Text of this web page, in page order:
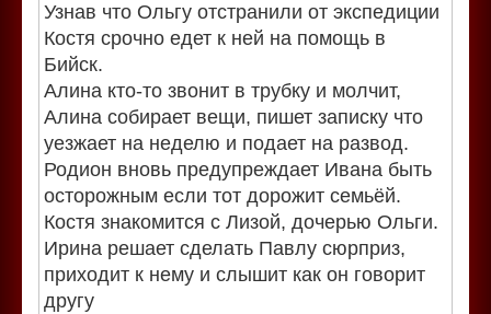
Узнав что Ольгу отстранили от экспедиции
Костя срочно едет к ней на помощь в
Бийск.
Алина кто-то звонит в трубку и молчит,
Алина собирает вещи, пишет записку что
уезжает на неделю и подает на развод.
Родион вновь предупреждает Ивана быть
осторожным если тот дорожит семьёй.
Костя знакомится с Лизой, дочерью Ольги.
Ирина решает сделать Павлу сюрприз,
приходит к нему и слышит как он говорит
другу